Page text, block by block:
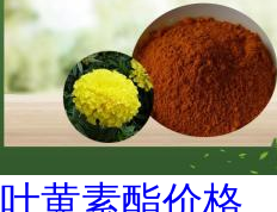
叶黄素酯价格